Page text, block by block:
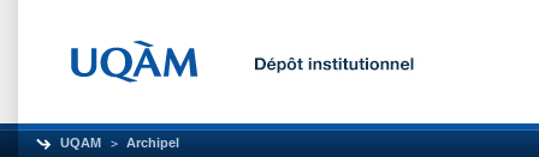
UQAM Archipel